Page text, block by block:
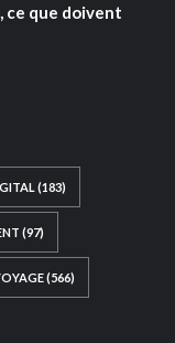
ce que doivent
(183)
(97)
(566)